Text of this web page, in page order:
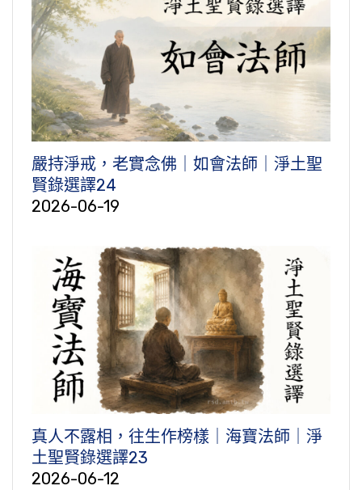
嚴持淨戒，老實念佛｜如會法師｜淨土聖
賢錄選譯24
2026-06-19
真人不露相，往生作榜樣｜海寶法師｜淨
土聖賢錄選譯23
2026-06-12